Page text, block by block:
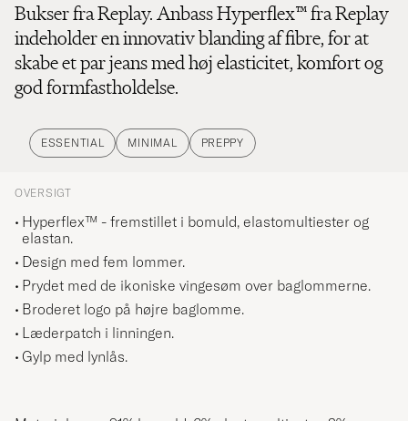
Bukser fra Replay. Anbass Hyperflex™ fra Replay
indeholder en innovativ blanding af fibre, for at
skabe et par jeans med høj elasticitet, komfort og
god formfastholdelse.
ESSENTIAL MINIMAL PREPPY
OVERSIGT
Hyperflex™ - fremstillet i bomuld, elastomultiester og
elastan.
Design med fem lommer.
Prydet med de ikoniske vingesøm over baglommerne.
Broderet logo på højre baglomme.
Læderpatch i linningen.
Gylp med lynlås.